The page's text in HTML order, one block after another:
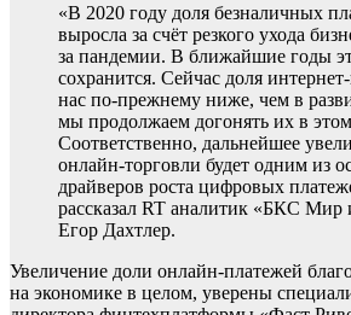
«В 2020 году доля безналичных
выросла за счёт резкого ухода
за пандемии. В ближайшие годы
сохранится. Сейчас доля
нас по-прежнему ниже, чем в
мы продолжаем догонять их в
Соответственно, дальнейшее
онлайн-торговли будет одним из
драйверов роста цифровых
рассказал RT аналитик «БКС Мир
Егор Дахтлер.
Увеличение доли онлайн-платежей
на экономике в целом, уверены